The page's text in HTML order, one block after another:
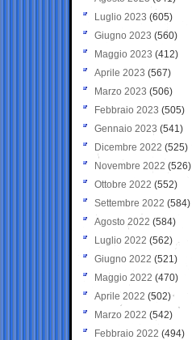
Luglio 2023 (605)
Giugno 2023 (560)
Maggio 2023 (412)
Aprile 2023 (567)
Marzo 2023 (506)
Febbraio 2023 (505)
Gennaio 2023 (541)
Dicembre 2022 (525)
Novembre 2022 (526)
Ottobre 2022 (552)
Settembre 2022 (584)
Agosto 2022 (584)
Luglio 2022 (562)
Giugno 2022 (521)
Maggio 2022 (470)
Aprile 2022 (502)
Marzo 2022 (542)
Febbraio 2022 (494)